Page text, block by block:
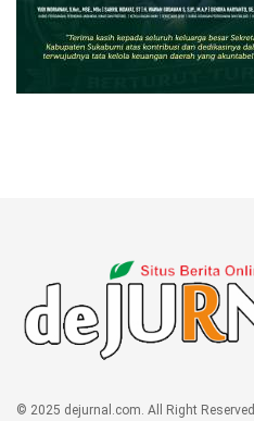
© 2025 dejurnal.com. All Right Reserved